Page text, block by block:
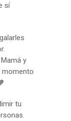
sí
y
momento
tu